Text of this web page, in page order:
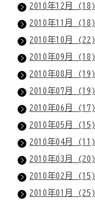
2010年12月 (18)
2010年11月 (18)
2010年10月 (22)
2010年09月 (18)
2010年08月 (19)
2010年07月 (19)
2010年06月 (17)
2010年05月 (15)
2010年04月 (11)
2010年03月 (20)
2010年02月 (15)
2010年01月 (25)